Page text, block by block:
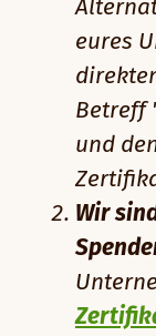
eures
Betreff
und
Wir